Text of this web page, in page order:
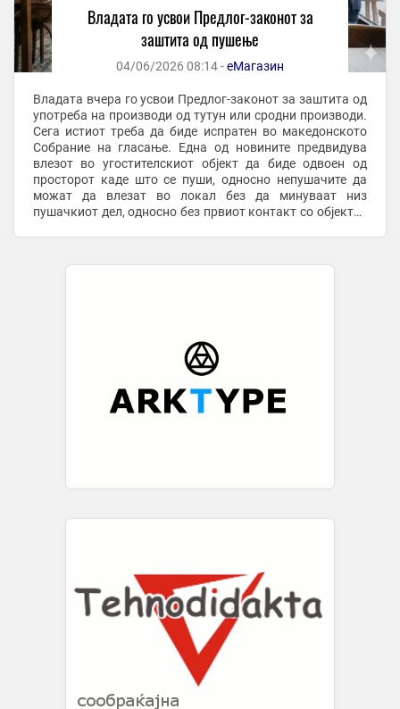
Владата го усвои Предлог-законот за
заштита од пушење
04/06/2026 08:14 -еМагазин
Владата вчера го усвои Предлог-законот за заштита од
употреба на производи од тутун или сродни производи.
Сега истиот треба да биде испратен во македонското
Собрание на гласање. Една од новините предвидува
влезот во угостителскиот објект да биде одвоен од
просторот каде што се пуши, односно непушачите да
можат да влезат во локал без да минуваат низ
пушачкиот дел, односно без првиот контакт со објектот